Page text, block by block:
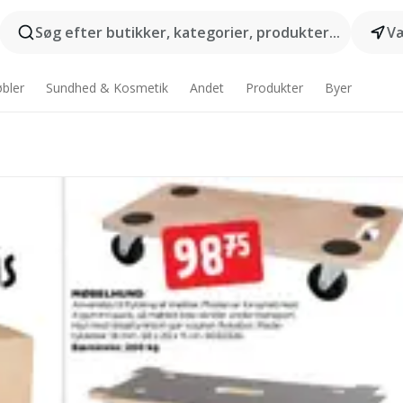
Søg efter butikker, kategorier, produkter...
Sundhed & Kosmetik Andet Produkter Byer